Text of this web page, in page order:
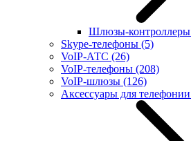
Шлюзы-контроллеры
Skype-телефоны (5)
VoIP-АТС (26)
VoIP-телефоны (208)
VoIP-шлюзы (126)
Аксессуары для телефонии